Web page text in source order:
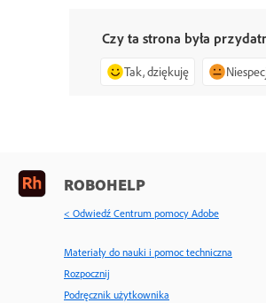
Czy ta strona była
Tak, dziękuję
ROBOHELP
< Odwiedź Centrum pomocy Adobe
Materiały do nauki i pomoc techniczna
Rozpocznij
Podręcznik użytkownika